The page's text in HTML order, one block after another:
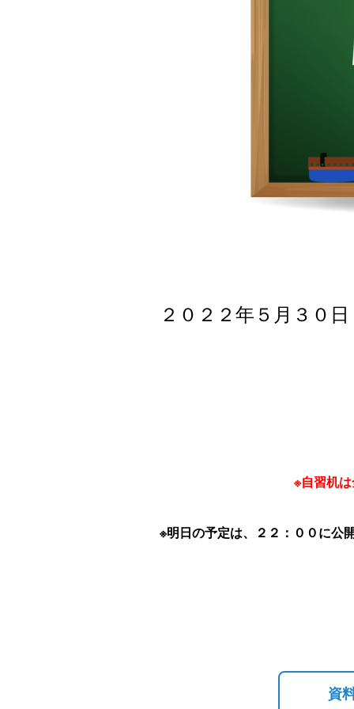
２０２２年５月３０
※自習机
※明日の予定は、２２：００に公
資